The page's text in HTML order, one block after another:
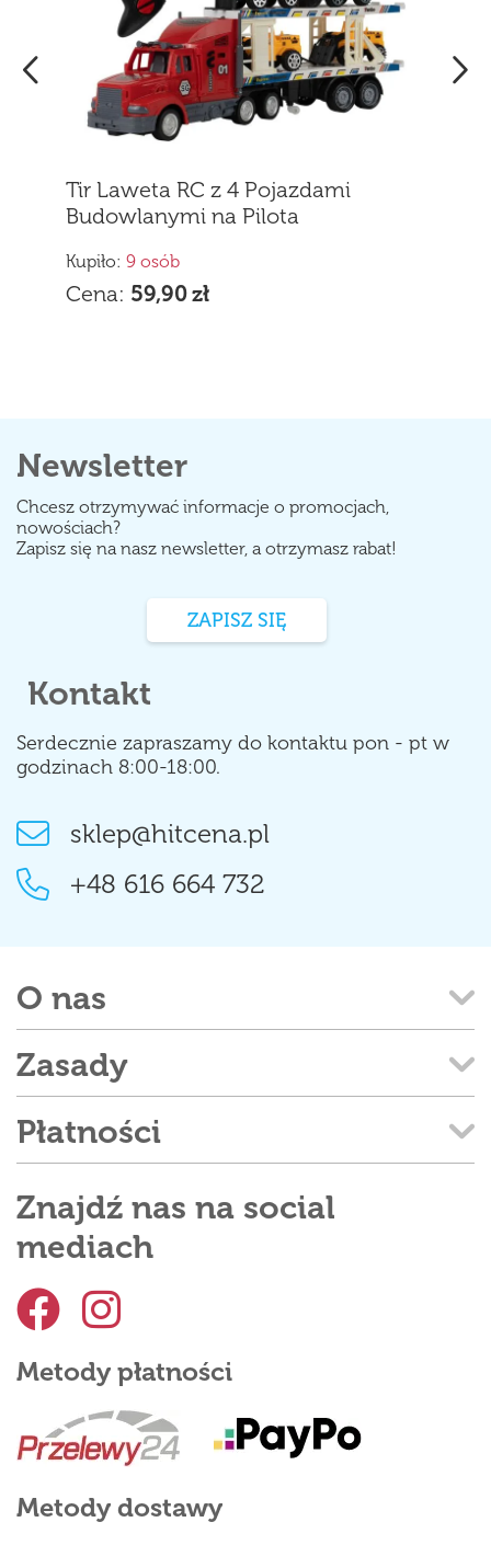
Newsletter
Chcesz otrzymywać informacje o promocjach,
nowościach?
Zapisz się na nasz newsletter, a otrzymasz rabat!
ZAPISZ SIĘ
Kontakt
Serdecznie zapraszamy do kontaktu pon - pt w
godzinach 8:00-18:00.
sklep@hitcena.pl
+48 616 664 732
O nas
Zasady
Płatności
Znajdź nas na social
mediach
Metody płatności
Metody dostawy